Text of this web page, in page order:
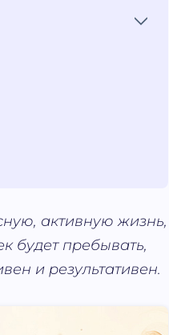
активную жизнь,
будет пребывать,
и результативен.